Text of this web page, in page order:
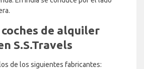
de alquiler
S.S.Travels
de los siguientes fabricantes: